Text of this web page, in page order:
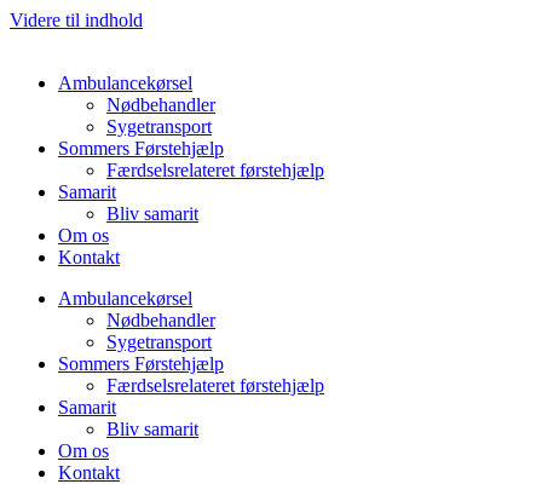
Videre til indhold
Ambulancekørsel
Nødbehandler
Sygetransport
Sommers Førstehjælp
Færdselsrelateret førstehjælp
Samarit
Bliv samarit
Om os
Kontakt
Ambulancekørsel
Nødbehandler
Sygetransport
Sommers Førstehjælp
Færdselsrelateret førstehjælp
Samarit
Bliv samarit
Om os
Kontakt